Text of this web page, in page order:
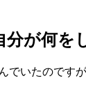
分が何を
でいたのです